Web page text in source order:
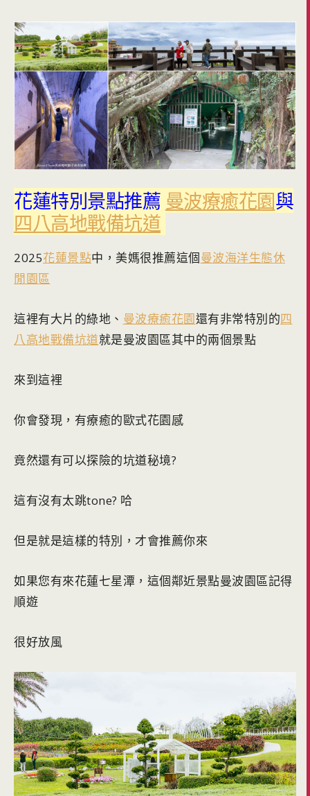
花蓮特別景點推薦 曼波療癒花園與
四八高地戰備坑道
2025花蓮景點中，美媽很推薦這個曼波海洋生態休
閒園區
這裡有大片的綠地、 曼波療癒花園還有非常特別的四
八高地戰備坑道就是曼波園區其中的兩個景點
來到這裡
你會發現，有療癒的歐式花園感
竟然還有可以探險的坑道秘境?
這有沒有太跳tone? 哈
但是就是這樣的特別，才會推薦你來
如果您有來花蓮七星潭，這個鄰近景點曼波園區記得
順遊
很好放風